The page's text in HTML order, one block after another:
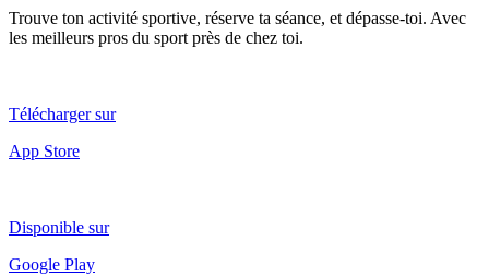
Trouve ton activité sportive, réserve ta séance, et dépasse-toi. Avec
les meilleurs pros du sport près de chez toi.
Télécharger sur
App Store
Disponible sur
Google Play